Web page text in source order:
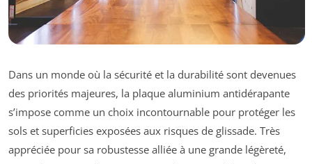
Dans un monde où la sécurité et la durabilité sont devenues
des priorités majeures, la plaque aluminium antidérapante
s’impose comme un choix incontournable pour protéger les
sols et superficies exposées aux risques de glissade. Très
appréciée pour sa robustesse alliée à une grande légèreté,